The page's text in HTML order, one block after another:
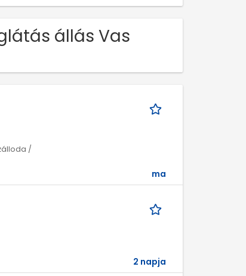
állás Vas
/
ma
2 napja